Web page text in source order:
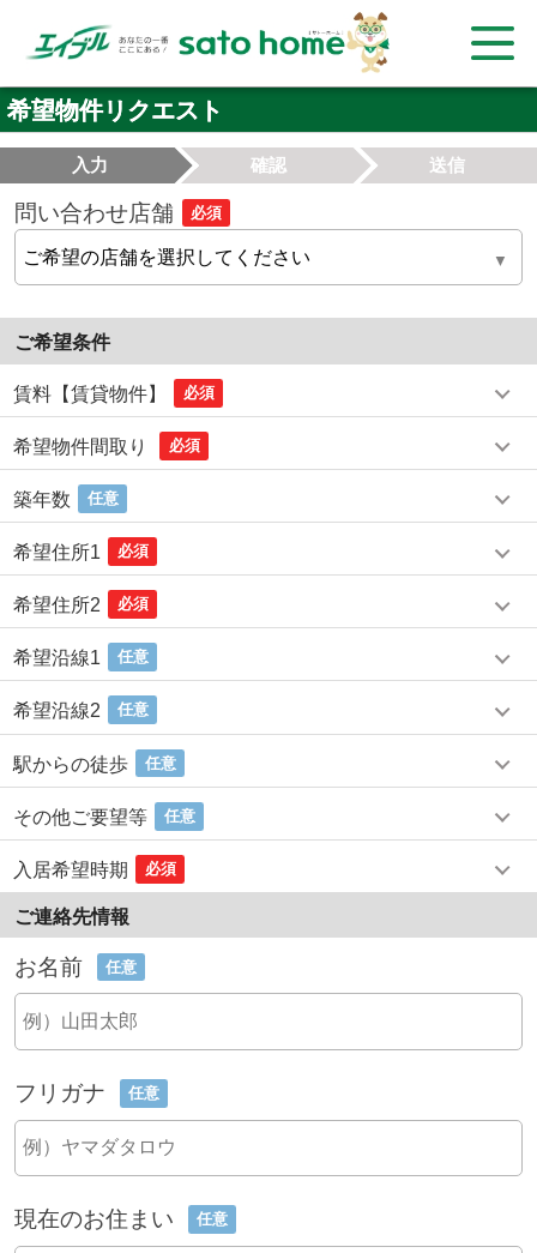
希望物件リクエスト
入力 確認 送信
問い合わせ店舗 必須
ご希望条件
賃料【賃貸物件】 必須
希望物件間取り 必須
築年数 任意
希望住所1 必須
希望住所2 必須
希望沿線1 任意
希望沿線2 任意
駅からの徒歩 任意
その他ご要望等 任意
入居希望時期 必須
ご連絡先情報
お名前 任意
フリガナ 任意
現在のお住まい 任意